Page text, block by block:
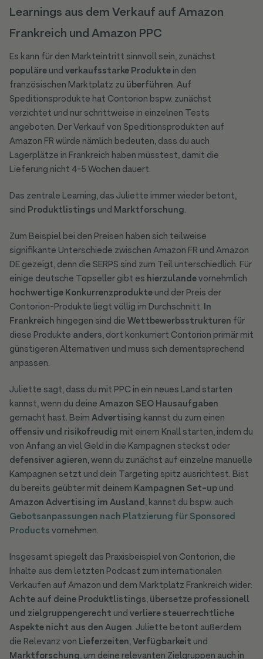
Learnings aus dem Verkauf auf Amazon
Frankreich und Amazon PPC
Es kann für den Markteintritt sinnvoll sein, zunächst
populäreundverkaufsstarkeProduktein den
französischen Marktplatz zu überführen. Auf
Speditionsprodukte hat Contorion bspw. zunächst
verzichtet und nur schrittweise in einzelnen Tests
angeboten. Der Verkauf von Speditionsprodukten auf
Amazon FR würde nämlich bedeuten, dass du auch
Lagerplätze in Frankreich haben müsstest, damit die
Lieferung nicht 4-5 Wochen dauert.
Das zentrale Learning, das Juliette immer wieder betont,
sind Produktlistings und Marktforschung.
Zum Beispiel bei den Preisen haben sich teilweise
signifikante Unterschiede zwischen Amazon FR und Amazon
DE gezeigt, denn die SERPS sind zum Teil unterschiedlich. Für
einige deutsche Topseller gibt es hierzulandevornehmlich
hochwertige Konkurrenzprodukteund der Preis der
Contorion-Produkte liegt völlig im Durchschnitt. In
Frankreich hingegen sind dieWettbewerbsstrukturen für
diese Produkte anders, dort konkurriert Contorion primär mit
günstigeren Alternativen und muss sich dementsprechend
anpassen.
Juliette sagt, dass du mit PPC in ein neues Land starten
kannst, wenn du deineAmazon SEO Hausaufgaben
gemacht hast. BeimAdvertising kannst du zum einen
offensiv und risikofreudig mit einem Knall starten, indem du
von Anfang an viel Geld in die Kampagnen steckst oder
defensiver agieren, wenn du zunächst auf einzelne manuelle
Kampagnen setzt und dein Targeting spitz ausrichtest. Bist
du bereits geübter mit deinem Kampagnen Set-upund
Amazon Advertising im Ausland, kannst du bspw. auch
Gebotsanpassungen nach Platzierung für Sponsored
Productsvornehmen.
Insgesamt spiegelt das Praxisbeispiel von Contorion, die
Inhalte aus dem letzten Podcast zum internationalen
Verkaufen auf Amazon und dem Marktplatz Frankreich wider:
Achte auf deine Produktlistings,übersetze professionell
und zielgruppengerecht undverliere steuerrechtliche
Aspekte nicht aus den Augen. Juliette betont außerdem
die Relevanz von Lieferzeiten,Verfügbarkeit und
Marktforschung, um deine relevanten Zielgruppen auch in